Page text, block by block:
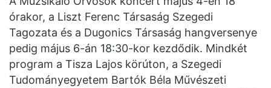
órakor, a Liszt Ferenc Társaság Szegedi
Tagozata és a Dugonics Társaság hangversenye
pedig május 6-án 18:30-kor kezdődik. Mindkét
program a Tisza Lajos körúton, a Szegedi
Tudományegyetem Bartók Béla Művészeti